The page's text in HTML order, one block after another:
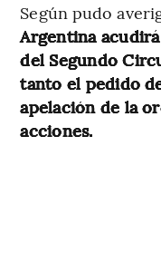
Según pudo
Argentina
del Segundo
tanto el pedido
apelación de la
acciones.